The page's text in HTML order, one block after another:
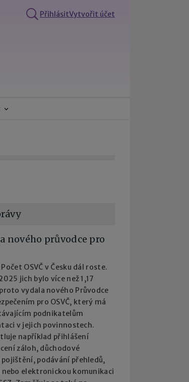
PřihlásitVytvořit účet
nového průvodce pro
Počet OSVČ v Česku dál roste.
jich bylo více než 1,17
vydala nového Průvodce
pro OSVČ, který má
podnikatelům
v jejich povinnostech.
například přihlášení
záloh, důchodové
pojištění, podávání přehledů,
nebo elektronickou komunikaci